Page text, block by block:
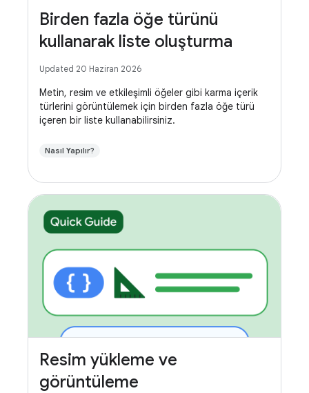
Birden fazla öğe türünü
kullanarak liste oluşturma
Updated 20 Haziran 2026
Metin, resim ve etkileşimli öğeler gibi karma içerik
türlerini görüntülemek için birden fazla öğe türü
içeren bir liste kullanabilirsiniz.
Nasıl Yapılır?
Resim yükleme ve
görüntüleme